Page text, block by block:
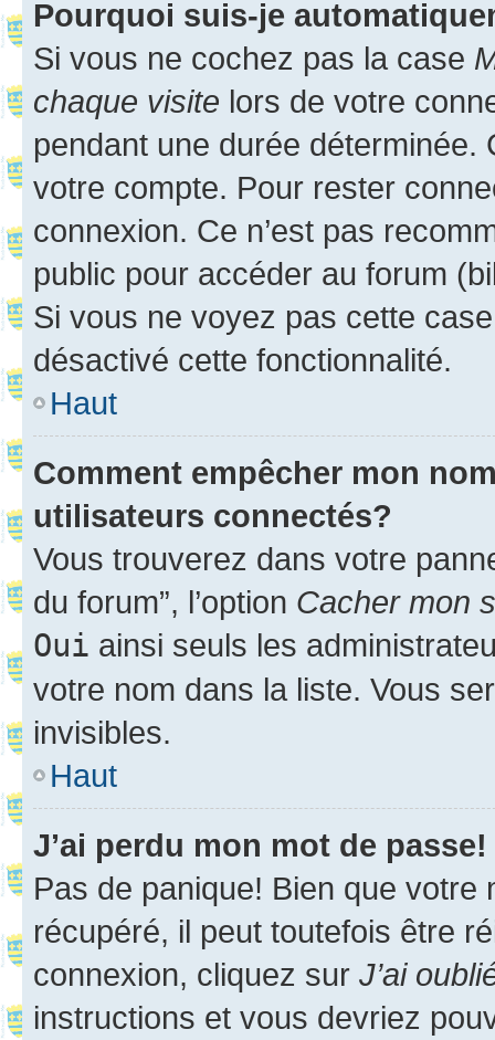
Pourquoi suis-je
Si vous ne cochez pas la case
chaque visite lors de votre
pendant une durée déterminée.
votre compte. Pour rester
connexion. Ce n’est pas
public pour accéder au forum
Si vous ne voyez pas cette
désactivé cette fonctionnalité.
Haut
Comment empêcher mon
utilisateurs connectés?
Vous trouverez dans votre
du forum”, l’option Cacher mon
Oui ainsi seuls les
votre nom dans la liste. Vous
invisibles.
Haut
J’ai perdu mon mot de passe!
Pas de panique! Bien que
récupéré, il peut toutefois être
connexion, cliquez sur J’ai
instructions et vous devriez